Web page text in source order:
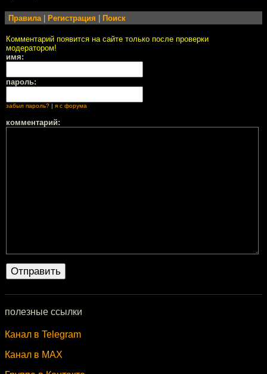
Правила| Регистрация Поиск
Комментарий появится на сайте только после проверки
модератором!
имя:
пароль:
забыл пароль? | я с форума
комментарий:
полезные ссылки
Канал в Telegram
Канал в MAX